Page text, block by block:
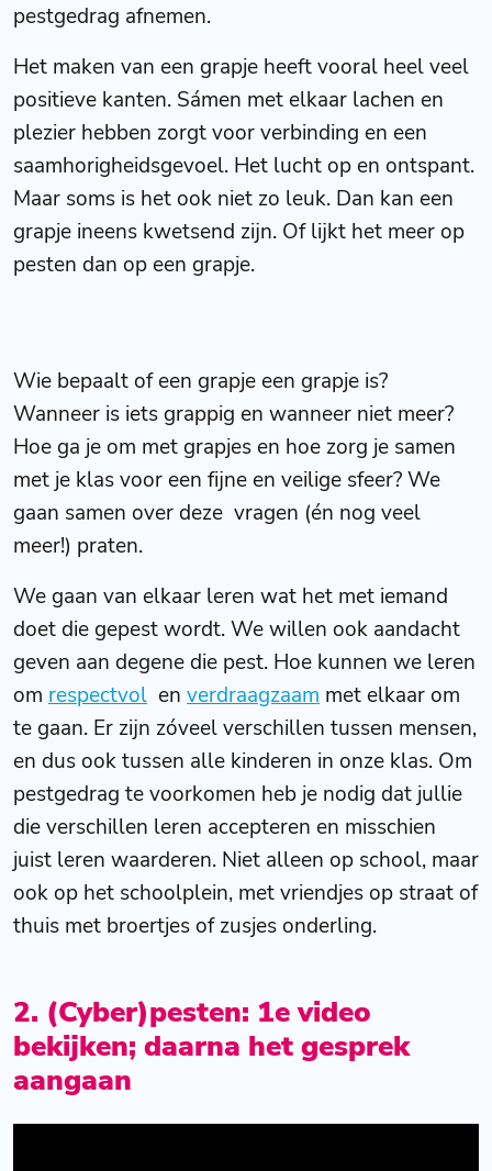
pestgedrag afnemen.
Het maken van een grapje heeft vooral heel veel
positieve kanten. Sámen met elkaar lachen en
plezier hebben zorgt voor verbinding en een
saamhorigheidsgevoel. Het lucht op en ontspant.
Maar soms is het ook niet zo leuk. Dan kan een
grapje ineens kwetsend zijn. Of lijkt het meer op
pesten dan op een grapje.
Wie bepaalt of een grapje een grapje is?
Wanneer is iets grappig en wanneer niet meer?
Hoe ga je om met grapjes en hoe zorg je samen
met je klas voor een fijne en veilige sfeer? We
gaan samen over deze vragen (én nog veel
meer!) praten.
We gaan van elkaar leren wat het met iemand
doet die gepest wordt. We willen ook aandacht
geven aan degene die pest. Hoe kunnen we leren
om respectvol en verdraagzaam met elkaar om
te gaan. Er zijn zóveel verschillen tussen mensen,
en dus ook tussen alle kinderen in onze klas. Om
pestgedrag te voorkomen heb je nodig dat jullie
die verschillen leren accepteren en misschien
juist leren waarderen. Niet alleen op school, maar
ook op het schoolplein, met vriendjes op straat of
thuis met broertjes of zusjes onderling.
2. (Cyber)pesten: 1e video
bekijken; daarna het gesprek
aangaan